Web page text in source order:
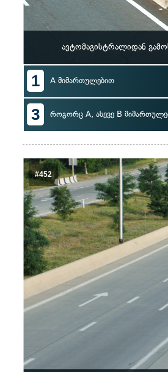
ავტომაგისტრალიდან
1 A მიმართულებით
3 როგორც A, ასევე B
#452